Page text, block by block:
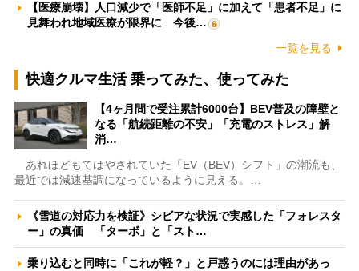
【医療崩壊】人口減少で「医師不足」に加えて「患者不足」に
見舞われ地域医療が限界に 今後…
一覧を見る
快適クルマ生活 乗ってみた、使ってみた
【4ヶ月間で受注累計6000台】BEV普及の障壁と
なる「航続距離の不安」「充電のストレス」解
消…
あれほどもてはやされていた「EV（BEV）シフト」の潮流も、
最近では減速基調になっているように見える。…
《雪道の対応力を検証》シビアな状況で実感した「フォレスタ
ー」の真価 「ターボ」と「スト…
乗り込むと同時に「これが軽？」と戸惑うのには理由があっ